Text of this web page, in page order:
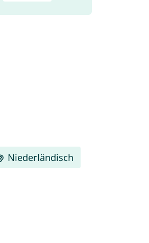
Niederländisch